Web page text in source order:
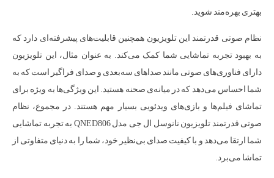
بهتری بهره‌مند شوید.
نظام صوتی قدرتمند این تلویزیون همچنین قابلیت‌های پیشرفته‌ای دارد که
به بهبود تجربه تماشایی شما کمک می‌کند. به عنوان مثال، این تلویزیون
دارای فناوری‌های صوتی مانند صداهای سه‌بعدی و صدای فراگیر است که به
شما احساس می‌دهد که در میانه‌ی صحنه هستید. این ویژگی‌ها به ویژه برای
تماشای فیلم‌ها و بازی‌های ویدئویی بسیار مهم هستند. در مجموع، نظام
صوتی قدرتمند تلویزیون نانوسل ال جی مدل QNED806 به تجربه تماشایی
شما ارتقا می‌دهد و با کیفیت صدای بی‌نظیر خود، شما را به دنیای متفاوتی از
تماشا می‌برد.